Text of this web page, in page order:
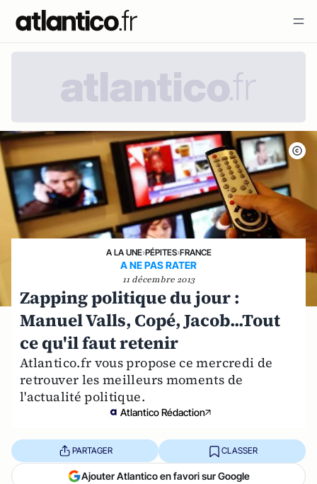
A LA UNE›PÉPITES›FRANCE
A NE PAS RATER
11 décembre 2013
Zapping politique du jour :
Manuel Valls, Copé, Jacob...Tout
ce qu'il faut retenir
Atlantico.fr vous propose ce mercredi de
retrouver les meilleurs moments de
l'actualité politique.
Atlantico Rédaction
PARTAGER CLASSER
Ajouter Atlantico en favori sur Google